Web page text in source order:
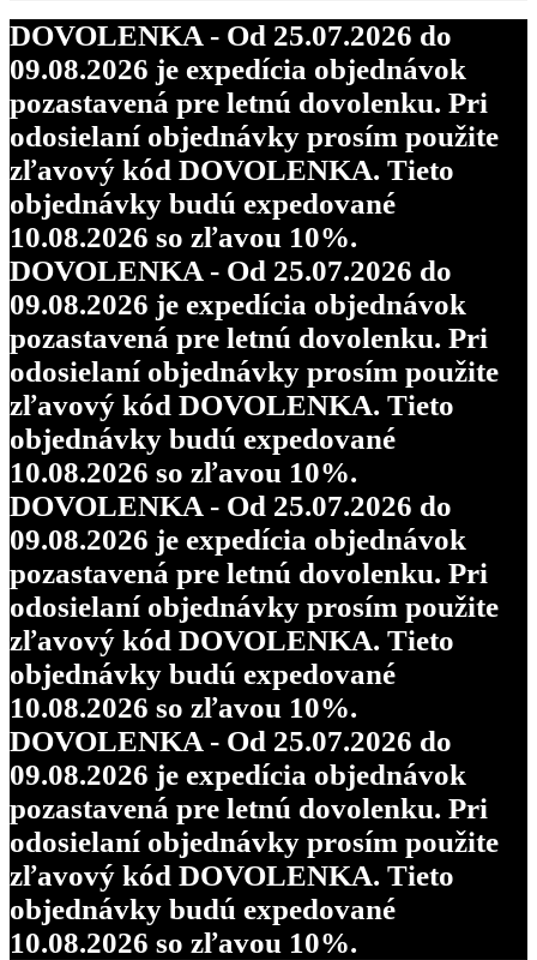
DOVOLENKA - Od 25.07.2026 do
09.08.2026 je expedícia objednávok
pozastavená pre letnú dovolenku. Pri
odosielaní objednávky prosím použite
zľavový kód DOVOLENKA. Tieto
objednávky budú expedované
10.08.2026 so zľavou 10%.
DOVOLENKA - Od 25.07.2026 do
09.08.2026 je expedícia objednávok
pozastavená pre letnú dovolenku. Pri
odosielaní objednávky prosím použite
zľavový kód DOVOLENKA. Tieto
objednávky budú expedované
10.08.2026 so zľavou 10%.
DOVOLENKA - Od 25.07.2026 do
09.08.2026 je expedícia objednávok
pozastavená pre letnú dovolenku. Pri
odosielaní objednávky prosím použite
zľavový kód DOVOLENKA. Tieto
objednávky budú expedované
10.08.2026 so zľavou 10%.
DOVOLENKA - Od 25.07.2026 do
09.08.2026 je expedícia objednávok
pozastavená pre letnú dovolenku. Pri
odosielaní objednávky prosím použite
zľavový kód DOVOLENKA. Tieto
objednávky budú expedované
10.08.2026 so zľavou 10%.